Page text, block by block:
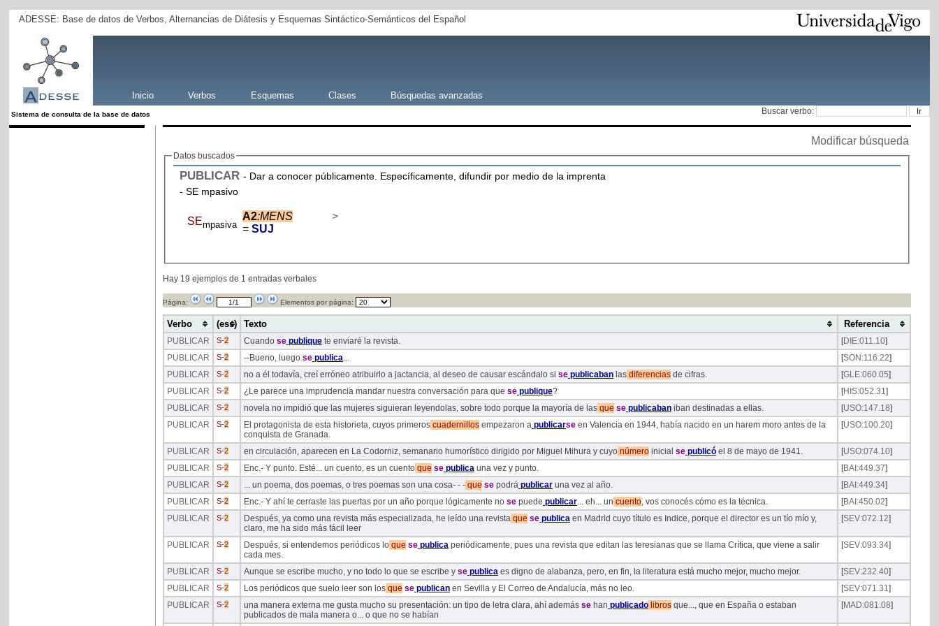
ADESSE: Base de datos de Verbos, Alternancias de Diátesis y Esquemas Sintáctico-Semánticos del Español
Inicio Verbos Esquemas Clases Búsquedas avanzadas
Sistema de consulta de la base de datos Buscar verbo:
Modificar búsqueda
Datos buscados
PUBLICAR - Dar a conocer públicamente. Específicamente, difundir por medio de la imprenta
- SE mpasivo
SEmpasiva
A2:MENS
= SUJ
>
Hay 19 ejemplos de 1 entradas verbales
Página: Elementos por página:
Verbo (ess) Texto Referencia
PUBLICAR S-2 Cuandosepubliquete enviaré la revista. [DIE:011.10]
PUBLICAR
S-2 --Bueno, luegosepublica... [SON:116.22]
PUBLICAR
S-2 no a él todavía, creí erróneo atribuirlo a jactancia, al deseo de causar escándalo si sepublicabanlasdiferenciasde cifras. [GLE:060.05]
PUBLICAR
S-2 ¿Le parece una imprudencia mandar nuestra conversación para que sepublique? [HIS:052.31]
PUBLICAR
S-2 novela no impidió que las mujeres siguieran leyendolas, sobre todo porque la mayoría de lasque sepublicabaniban destinadas a ellas. [USO:147.18]
PUBLICAR
S-2 El protagonista de esta historieta, cuyos primeroscuadernillosempezaron apublicarseen Valencia en 1944, había nacido en un harem moro antes de la
conquista de Granada.
[USO:100.20]
PUBLICAR S-2 en circulación, aparecen en La Codorniz, semanario humorístico dirigido por Miguel Mihura y cuyonúmeroinicial sepublicóel 8 de mayo de 1941. [USO:074.10]
PUBLICAR
S-2 Enc.- Y punto. Esté... un cuento, es un cuentoque sepublicauna vez y punto. [BAI:449.37]
PUBLICAR
S-2 ... un poema, dos poemas, o tres poemas son una cosa- - -que sepodrápublicaruna vez al año. [BAI:449.34]
PUBLICAR
S-2 Enc.- Y ahí te cerraste las puertas por un año porque lógicamente nosepuede publicar... eh... un cuento, vos conocés cómo es la técnica. [BAI:450.02]
PUBLICAR
S-2 Después, ya como una revista más especializada, he leído una revistaque sepublicaen Madrid cuyo título es Indice, porque el director es un tío mío y,
claro, me ha sido más fácil leer
[SEV:072.12]
PUBLICAR S-2 Después, si entendemos periódicos loque sepublicaperiódicamente, pues una revista que editan las teresianas que se llama Crítica, que viene a salir
cada mes.
[SEV:093.34]
PUBLICAR S-2 Aunque se escribe mucho, y no todo lo que se escribe ysepublicaes digno de alabanza, pero, en fin, la literatura está mucho mejor, mucho mejor. [SEV:232.40]
PUBLICAR
S-2 Los periódicos que suelo leer son losque sepublicanen Sevilla y El Correo de Andalucía, más no leo. [SEV:071.31]
PUBLICAR
S-2 una manera externa me gusta mucho su presentación: un tipo de letra clara, ahí ademássehan publicadolibrosque..., que en España o estaban
publicados de mala manera o... o que no se habían
[MAD:081.08]